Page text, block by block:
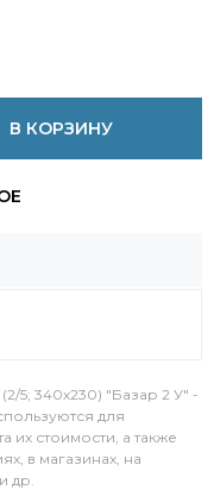
В КОРЗИНУ
5; 340х230) "Базар 2 У" -
для
их стоимости, а также
в магазинах, на
др.